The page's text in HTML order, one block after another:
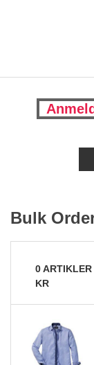
Bulk
0ARTIKLER
KR